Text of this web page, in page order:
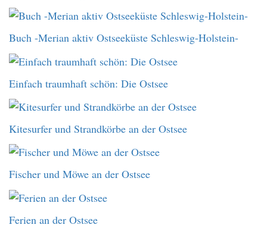
Buch -Merian aktiv Ostseeküste Schleswig-Holstein-
Einfach traumhaft schön: Die Ostsee
Kitesurfer und Strandkörbe an der Ostsee
Fischer und Möwe an der Ostsee
Ferien an der Ostsee